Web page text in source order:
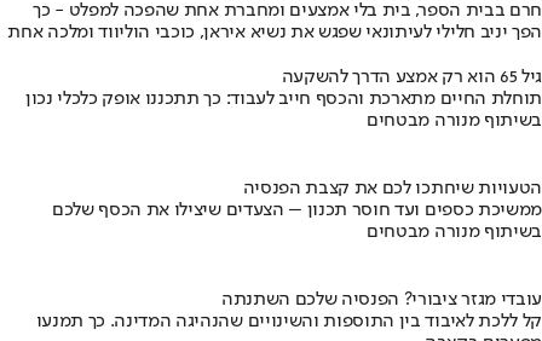
חרם בבית הספר, בית בלי אמצעים ומחברת אחת שהפכה למפלט - כך
הפך יניב חלילי לעיתונאי שפגש את נשיא איראן, כוכבי הוליווד ומלכה אחת
גיל 65 הוא רק אמצע הדרך להשקעה
תוחלת החיים מתארכת והכסף חייב לעבוד: כך תתכננו אופק כלכלי נכון
בשיתוף מנורה מבטחים
הטעויות שיחתכו לכם את קצבת הפנסיה
ממשיכת כספים ועד חוסר תכנון – הצעדים שיצילו את הכסף שלכם
בשיתוף מנורה מבטחים
עובדי מגזר ציבורי? הפנסיה שלכם השתנתה
קל ללכת לאיבוד בין התוספות והשינויים שהנהיגה המדינה. כך תמנעו